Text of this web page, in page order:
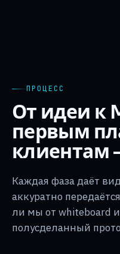
ПРОЦЕСС
От идеи к
первым
клиентам
Каждая фаза даёт
аккуратно
ли мы от whiteboard
полусделанный